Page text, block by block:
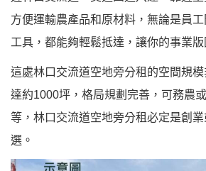
方便運輸農產品和原材料，無論是員
工具，都能夠輕鬆抵達，讓你的事業版
這處林口交流道空地旁分租的空間規
達約1000坪，格局規劃完善，可務農
等，林口交流道空地旁分租必定是創
選。